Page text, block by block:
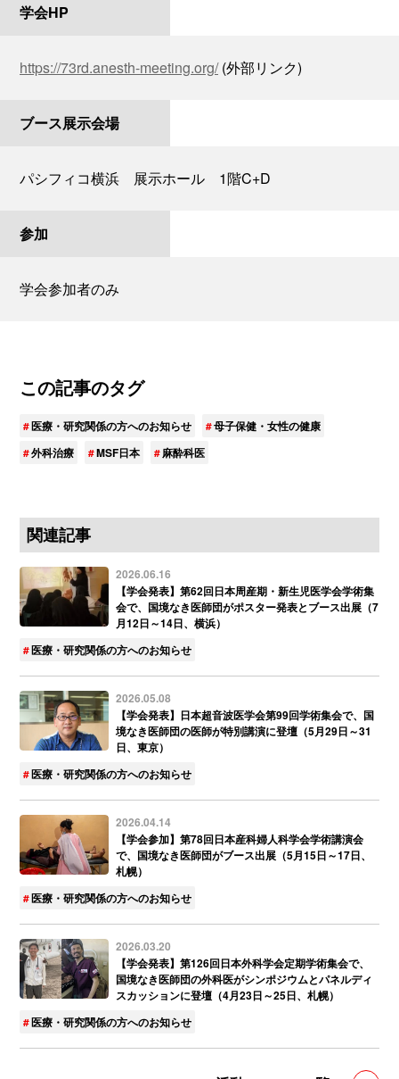
学会HP
https://73rd.anesth-meeting.org/(外部リンク)
ブース展示会場
パシフィコ横浜 展示ホール 1階C+D
参加
学会参加者のみ
この記事のタグ
医療・研究関係の方へのお知らせ
母子保健・女性の健康
外科治療
MSF日本 麻酔科医
関連記事
2026.06.16
【学会発表】第62回日本周産期・新生児医学会学術集
会で、国境なき医師団がポスター発表とブース出展（7
月12日～14日、横浜）
医療・研究関係の方へのお知らせ
2026.05.08
【学会発表】日本超音波医学会第99回学術集会で、国
境なき医師団の医師が特別講演に登壇（5月29日～31
日、東京）
医療・研究関係の方へのお知らせ
2026.04.14
【学会参加】第78回日本産科婦人科学会学術講演会
で、国境なき医師団がブース出展（5月15日～17日、
札幌）
医療・研究関係の方へのお知らせ
2026.03.20
【学会発表】第126回日本外科学会定期学術集会で、
国境なき医師団の外科医がシンポジウムとパネルディ
スカッションに登壇（4月23日～25日、札幌）
医療・研究関係の方へのお知らせ